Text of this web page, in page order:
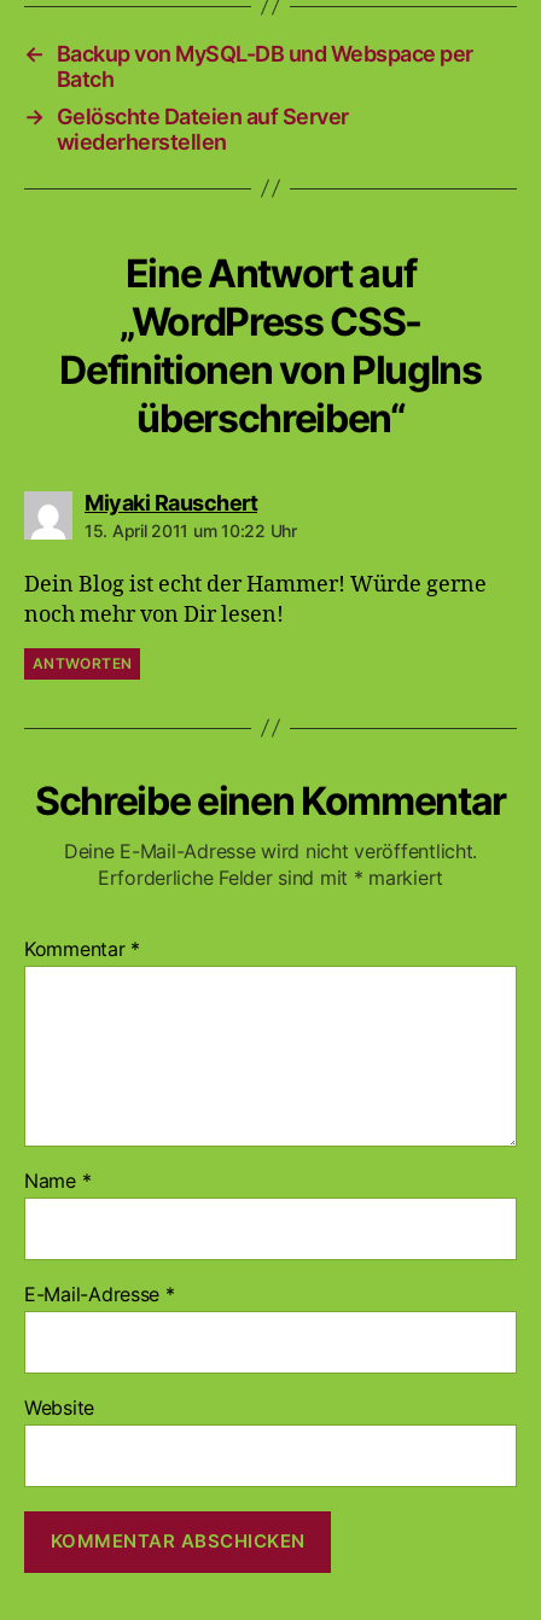
←
Backup von MySQL-DB und Webspace per
Batch
→ Gelöschte Dateien auf Server
wiederherstellen
Eine Antwort auf
„WordPress CSS-
Definitionen von PlugIns
überschreiben“
Miyaki Rauschertsagt:
15. April 2011 um 10:22 Uhr
Dein Blog ist echt der Hammer! Würde gerne
noch mehr von Dir lesen!
ANTWORTEN
Schreibe einen Kommentar
Deine E-Mail-Adresse wird nicht veröffentlicht.
Erforderliche Felder sind mit * markiert
Kommentar *
Name *
E-Mail-Adresse *
Website